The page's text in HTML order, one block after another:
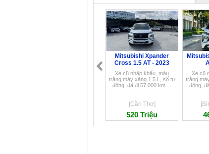
Mitsubishi Xpander
Cross 1.5 AT - 2023
Xe cũ nhập khẩu, màu
trắng,máy xăng 1.5 L, số tự
động, đã đi 57,000 km ...
[Cần Thơ]
520 Triệu
Xe cũ
động,